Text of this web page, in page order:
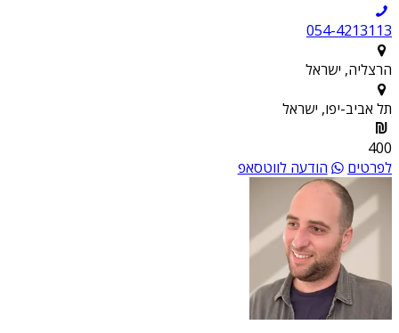
054-4213113
הרצליה, ישראל
תל אביב-יפו, ישראל
400
לפרטים
הודעה לווטסאפ